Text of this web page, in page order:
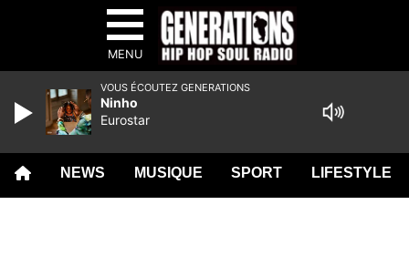
MENU
NEWS MUSIQUE SPORT LIFESTYLE
VOUS ÉCOUTEZ GENERATIONS
Ninho
Eurostar